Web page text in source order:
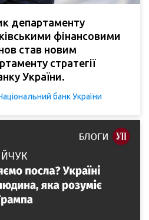
департаменту
фінансовими
став новим
стратегії
України.
банк України